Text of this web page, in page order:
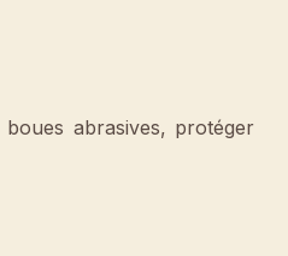
abrasives, protéger